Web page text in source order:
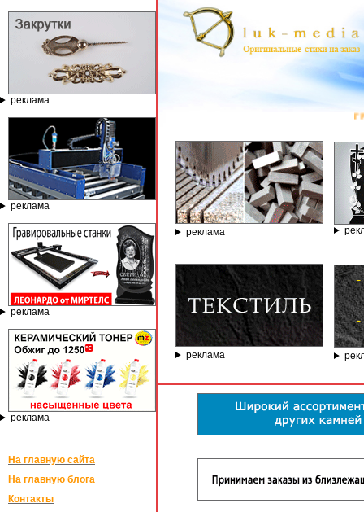
реклама
реклама
реклама
реклама
На главную сайта
На главную блога
Контакты
реклама
реклама